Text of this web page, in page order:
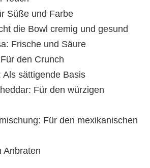
Süße und Farbe
die Bowl cremig und gesund
Frische und Säure
den Crunch
Als sättigende Basis
Für den würzigen
Für den mexikanischen
Anbraten